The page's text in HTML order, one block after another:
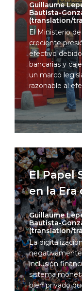
Guillaume
Bautista-
(translation/
El Ministerio
creciente
efectivo
bancarias y
un marco
razonable al
El Papel
en la
Guillaume
Bautista-
(translation/
La
negativamente
inclusión
sistema
bien privado